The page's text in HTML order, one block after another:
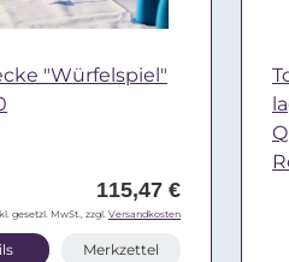
"Würfelspiel"
115,47 €
gesetzl. MwSt., zzgl.Versandkosten
Merkzettel